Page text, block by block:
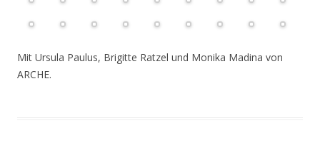
Mit Ursula Paulus, Brigitte Ratzel und Monika Madina von
ARCHE.